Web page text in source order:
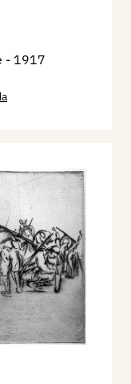
- 1917